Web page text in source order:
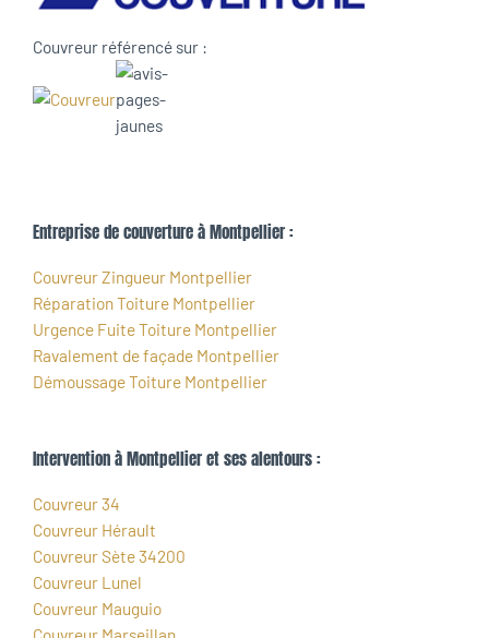
Couvreur référencé sur :
Entreprise de couverture à Montpellier :
Couvreur Zingueur Montpellier
Réparation Toiture Montpellier
Urgence Fuite Toiture Montpellier
Ravalement de façade Montpellier
Démoussage Toiture Montpellier
Intervention à Montpellier et ses alentours :
Couvreur 34
Couvreur Hérault
Couvreur Sète 34200
Couvreur Lunel
Couvreur Mauguio